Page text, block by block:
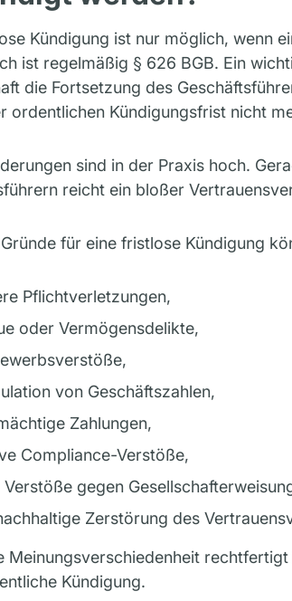
Kündigung ist nur möglich, wenn
ist regelmäßig § 626 BGB. Ein
die Fortsetzung des
ordentlichen Kündigungsfrist nicht
sind in der Praxis hoch.
reicht ein bloßer
für eine fristlose Kündigung
Pflichtverletzungen,
oder Vermögensdelikte,
von Geschäftszahlen,
Zahlungen,
Compliance-Verstöße,
gegen
Zerstörung des
Meinungsverschiedenheit
Kündigung.